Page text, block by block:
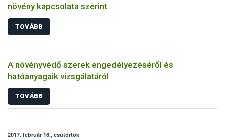
növény kapcsolata szerint
TOVÁBB
A növényvédő szerek engedélyezéséről és
hatóanyagaik vizsgálatáról
TOVÁBB
2017. február 16., csütörtök